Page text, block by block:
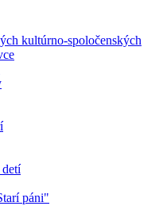
kultúrno-spoločenských
páni"